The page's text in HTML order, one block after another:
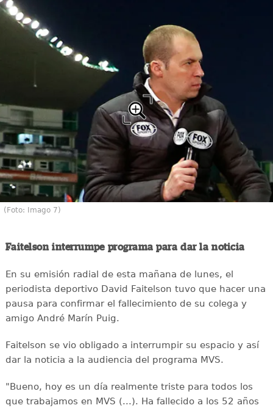
(Foto: Imago 7)
Faitelson interrumpe programa para dar la noticia
En su emisión radial de esta mañana de lunes, el
periodista deportivo David Faitelson tuvo que hacer una
pausa para confirmar el fallecimiento de su colega y
amigo André Marín Puig.
Faitelson se vio obligado a interrumpir su espacio y así
dar la noticia a la audiencia del programa MVS.
"Bueno, hoy es un día realmente triste para todos los
que trabajamos en MVS (...). Ha fallecido a los 52 años